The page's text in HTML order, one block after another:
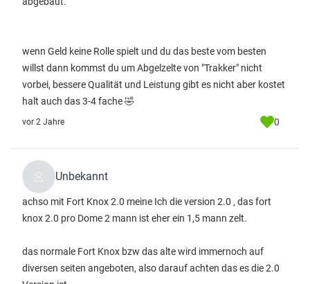
wenn Geld keine Rolle spielt und du das beste vom besten
willst dann kommst du um Abgelzelte von "Trakker" nicht
vorbei, bessere Qualität und Leistung gibt es nicht aber kostet
halt auch das 3-4 fache 🤣
vor 2 Jahre 0
Unbekannt
achso mit Fort Knox 2.0 meine Ich die version 2.0 , das fort
knox 2.0 pro Dome 2 mann ist eher ein 1,5 mann zelt.
das normale Fort Knox bzw das alte wird immernoch auf
diversen seiten angeboten, also darauf achten das es die 2.0